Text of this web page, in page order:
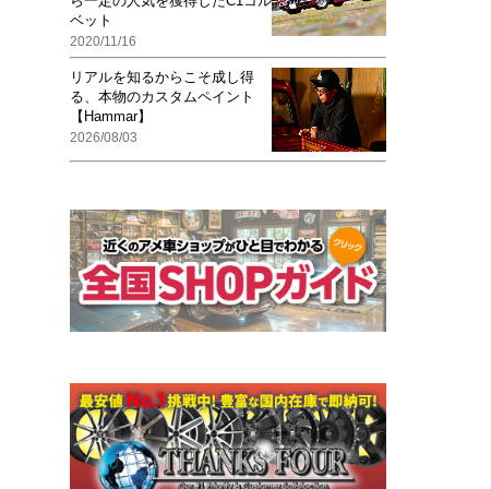
ベット
2020/11/16
リアルを知るからこそ成し得
る、本物のカスタムペイント
【Hammar】
2026/08/03